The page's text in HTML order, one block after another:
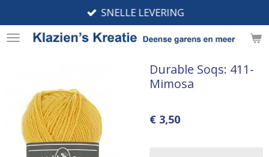
direct
naar
SNELLE LEVERING
Durable Soqs: 411-
Mimosa
€ 3,50